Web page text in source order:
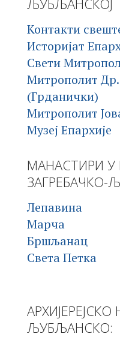
Контакти
Историјат
Свети
Митрополит
(Грданички)
Митрополит
Музеј Епархије
МАНАСТИРИ
ЗАГРЕБАЧКО-
Лепавина
Марча
Бршљанац
Света Петка
ЉУБЉАНСКО: